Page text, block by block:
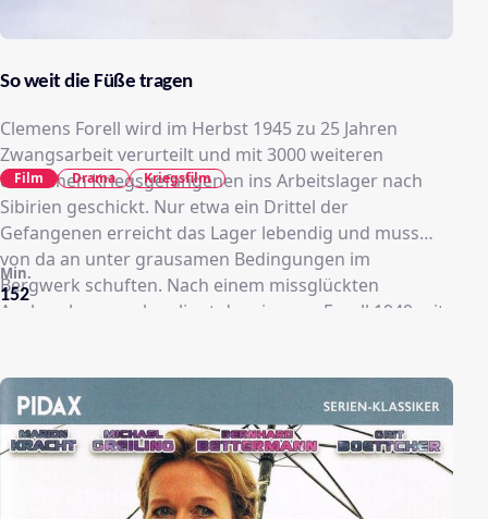
So weit die Füße tragen
Clemens Forell wird im Herbst 1945 zu 25 Jahren
Zwangsarbeit verurteilt und mit 3000 weiteren
deutschen Kriegsgefangenen ins Arbeitslager nach
Sibirien geschickt. Nur etwa ein Drittel der
Gefangenen erreicht das Lager lebendig und muss
von da an unter grausamen Bedingungen im
Bergwerk schuften. Nach einem missglückten
Ausbruchsversuch gelingt dem jungen Forell 1949 mit
entbehrungsreiche Odyssee über den Kaukasus und
Persien ein Ende.
152
Min.
Film Drama Kriegsfilm